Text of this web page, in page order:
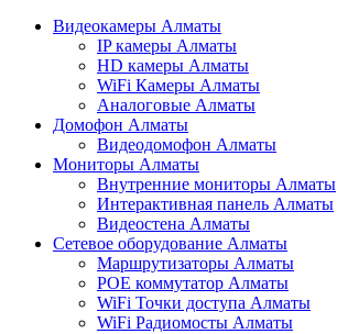
Видеокамеры Алматы
IP камеры Алматы
HD камеры Алматы
WiFi Камеры Алматы
Аналоговые Алматы
Домофон Алматы
Видеодомофон Алматы
Мониторы Алматы
Внутренние мониторы Алматы
Интерактивная панель Алматы
Видеостена Алматы
Сетевое оборудование Алматы
Маршрутизаторы Алматы
POE коммутатор Алматы
WiFi Точки доступа Алматы
WiFi Радиомосты Алматы